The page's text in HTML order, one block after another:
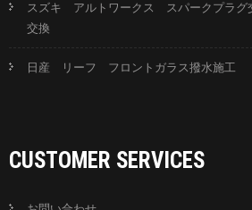
スズキ アルトワークス スパークプラグ
交換
日産 リーフ フロントガラス撥水施工
CUSTOMER SERVICES